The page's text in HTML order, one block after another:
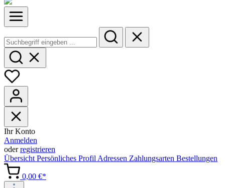
Ihr Konto
Anmelden
oderregistrieren
Übersicht Persönliches Profil Adressen Zahlungsarten Bestellungen
0,00 €*